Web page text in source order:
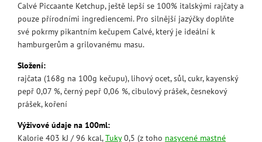
Calvé Piccaante Ketchup, ještě lepší se 100% italskými rajčaty a
pouze přírodními ingrediencemi. Pro silnější jazýčky doplňte
své pokrmy pikantním kečupem Calvé, který je ideální k
hamburgerům a grilovanému masu.
Složení:
rajčata (168g na 100g kečupu), lihový ocet, sůl, cukr, kayenský
pepř 0,07 %, černý pepř 0,06 %, cibulový prášek, česnekový
prášek, koření
Výživové údaje na 100ml:
Kalorie 403 kJ / 96 kcal,Tuky0,5 (z toho nasycené mastné